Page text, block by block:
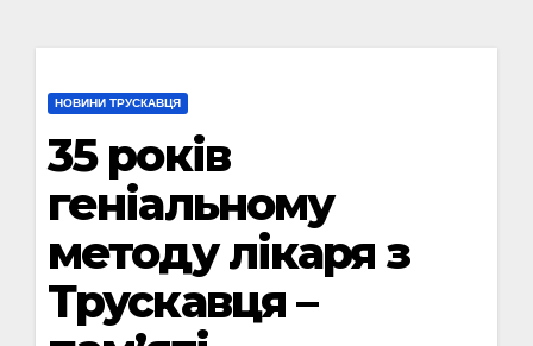
НОВИНИ ТРУСКАВЦЯ
35 років
геніальному
методу лікаря з
Трускавця –